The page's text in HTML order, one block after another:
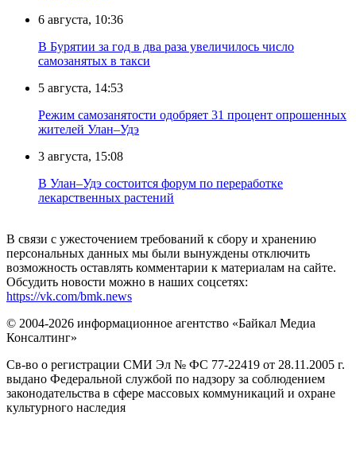
6 августа, 10:36
В Бурятии за год в два раза увеличилось число
самозанятых в такси
5 августа, 14:53
Режим самозанятости одобряет 31 процент опрошенных
жителей Улан–Удэ
3 августа, 15:08
В Улан–Удэ состоится форум по переработке
лекарственных растений
В связи с ужесточением требований к сбору и хранению
персональных данных мы были вынуждены отключить
возможность оставлять комментарии к материалам на сайте.
Обсудить новости можно в наших соцсетях:
https://vk.com/bmk.news
© 2004-2026 информационное агентство «Байкал Медиа
Консалтинг»
Св-во о регистрации СМИ Эл № ФС 77-22419 от 28.11.2005 г.
выдано Федеральной службой по надзору за соблюдением
законодательства в сфере массовых коммуникаций и охране
культурного наследия